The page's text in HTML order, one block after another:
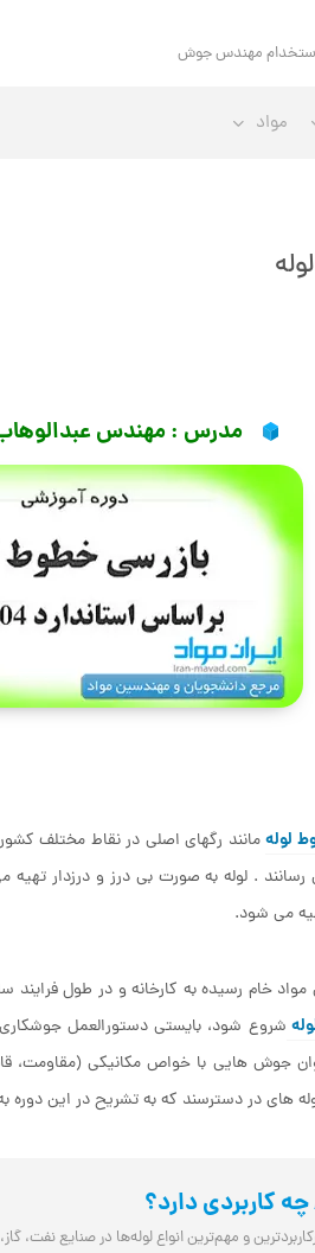
مهندس جوش
مواد
مدرس : مهندس
لولهمانند رگهای اصلی در نقاط مختلف
. لوله به صورت بی درز و درزدار
می شود.
خام رسیده به کارخانه و در طول فرایند
شروع شود، بایستی دستورالعمل جوشکاری
جوش هایی با خواص مکانیکی (مقاومت،
های در دسترسند که به تشریح در این دوره